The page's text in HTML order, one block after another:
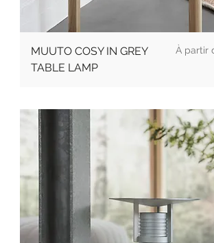
MUUTO COSY IN GREY
TABLE LAMP
Prix